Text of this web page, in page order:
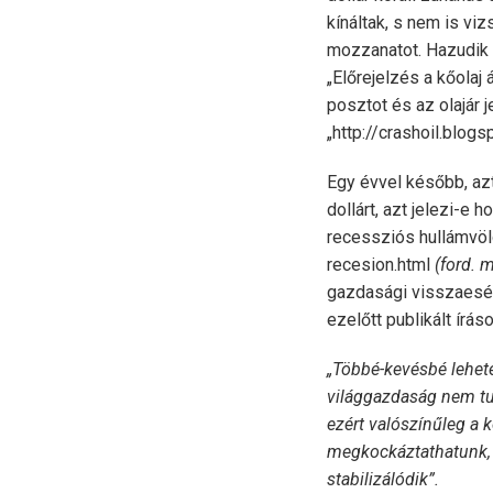
kínáltak, s nem is
mozzanatot.
„Előrejelzés a kőolaj
posztot és az olajár
„http://
Egy évvel később,
dollárt, azt jelezi-e
recessziós
recesion.html (ford.
gazdasági
ezelőtt publikált
„Többé-kevésbé
világgazdaság nem
ezért valószínűleg a
stabilizálódik”.